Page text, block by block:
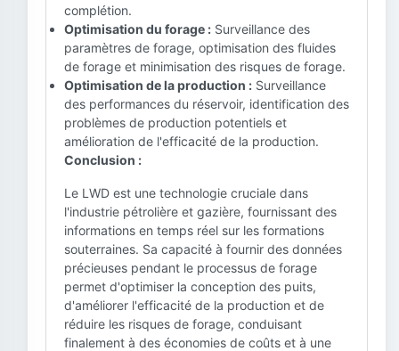
complétion.
Optimisation du forage : Surveillance des
paramètres de forage, optimisation des fluides
de forage et minimisation des risques de forage.
Optimisation de la production : Surveillance
des performances du réservoir, identification des
problèmes de production potentiels et
amélioration de l'efficacité de la production.
Conclusion :
Le LWD est une technologie cruciale dans
l'industrie pétrolière et gazière, fournissant des
informations en temps réel sur les formations
souterraines. Sa capacité à fournir des données
précieuses pendant le processus de forage
permet d'optimiser la conception des puits,
d'améliorer l'efficacité de la production et de
réduire les risques de forage, conduisant
finalement à des économies de coûts et à une